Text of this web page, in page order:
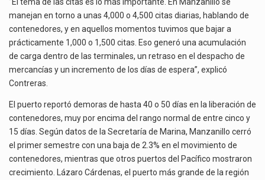
“El tema de las citas es lo más importante. En Manzanillo se
manejan en torno a unas 4,000 o 4,500 citas diarias, hablando de
contenedores, y en aquellos momentos tuvimos que bajar a
prácticamente 1,000 o 1,500 citas. Eso generó una acumulación
de carga dentro de las terminales, un retraso en el despacho de
mercancías y un incremento de los días de espera”, explicó
Contreras.
El puerto reportó demoras de hasta 40 o 50 días en la liberación de
contenedores, muy por encima del rango normal de entre cinco y
15 días. Según datos de la Secretaría de Marina, Manzanillo cerró
el primer semestre con una baja de 2.3% en el movimiento de
contenedores, mientras que otros puertos del Pacífico mostraron
crecimiento. Lázaro Cárdenas, el puerto más grande de la región